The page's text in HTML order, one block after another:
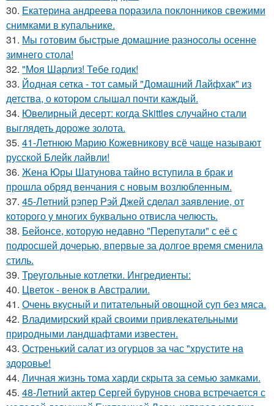
30. Екатерина андреева поразила поклонников свежими
снимками в купальнике.
31. Мы готовим быстрые домашние разносолы осенне
зимнего стола!
32. "Моя Шарлиз! Тебе годик!
33. Йодная сетка - тот самый "Домашний Лайфхак" из
детства, о котором слышал почти каждый.
34. Ювелирный десерт: когда Skittles случайно стали
выглядеть дороже золота.
35. 41-Летнюю Марию Кожевникову всё чаще называют
русской Блейк лайвли!
36. Жена Юры Шатунова тайно вступила в брак и
прошла обряд венчания с новым возлюбленным.
37. 45-Летний рэпер Рэй Джей сделал заявление, от
которого у многих буквально отвисла челюсть.
38. Бейонсе, которую недавно "Перепутали" с её с
подросшей дочерью, впервые за долгое время сменила
стиль.
39. Треугольные котлетки. Ингредиенты:
40. Цветок - венок в Австралии.
41. Очень вкусный и питательный овощной суп без мяса.
42. Владимирский край своими привлекательными
природными ландшафтами известен.
43. Остренький салат из огурцов за час "хрустите нa
здоровье!
44. Личная жизнь тома харди скрыта за семью замками.
45. 48-Летний актер Сергей бурунов снова встречается с